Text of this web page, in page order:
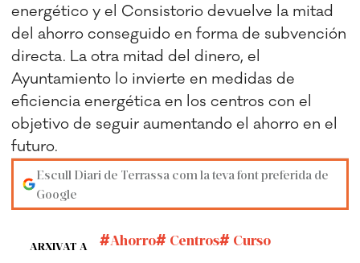
energético y el Consistorio devuelve la mitad
del ahorro conseguido en forma de subvención
directa. La otra mitad del dinero, el
Ayuntamiento lo invierte en medidas de
eficiencia energética en los centros con el
objetivo de seguir aumentando el ahorro en el
futuro.
Escull Diari de Terrassa com la teva font preferida de
Google
ARXIVAT A Ahorro Centros
Curso